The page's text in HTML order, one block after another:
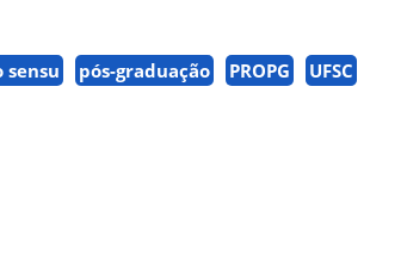
sensu pós-graduação PROPG UFSC